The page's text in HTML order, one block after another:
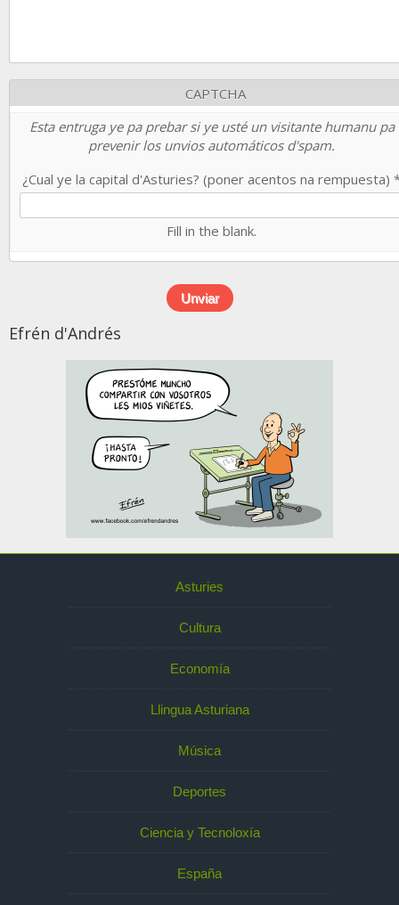
CAPTCHA
Esta entruga ye pa prebar si ye usté un visitante humanu pa
prevenir los unvios automáticos d'spam.
¿Cual ye la capital d'Asturies? (poner acentos na rempuesta)
Fill in the blank.
Efrén d'Andrés
Asturies
Cultura
Economía
Llingua Asturiana
Música
Deportes
Ciencia y Tecnoloxía
España